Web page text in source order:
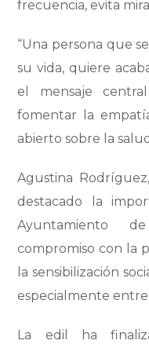
frecuencia, evita
“Una persona que
su vida, quiere
el mensaje
fomentar la
abierto sobre la
Agustina
destacado la
Ayuntamiento
compromiso con la
la sensibilización
especialmente
La edil ha